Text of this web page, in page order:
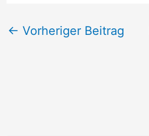
← Vorheriger Beitrag